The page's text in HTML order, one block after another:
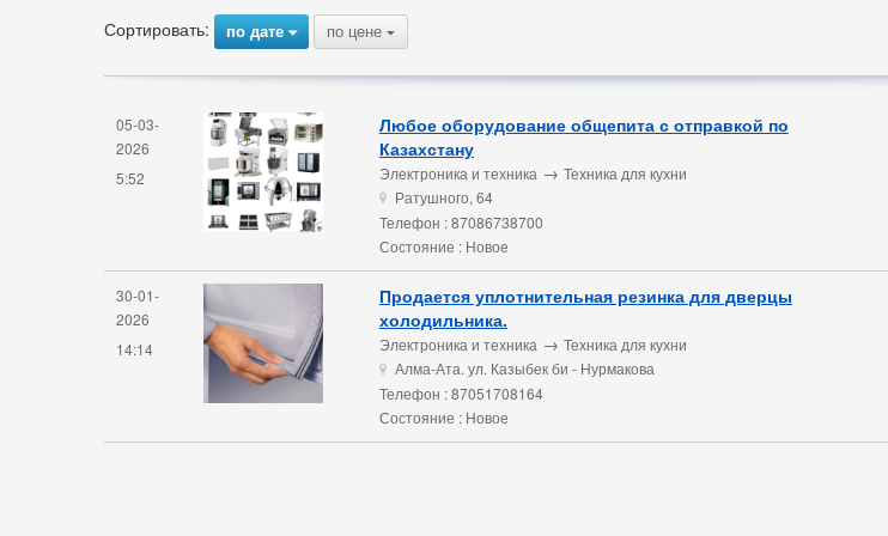
Сортировать: по дате{ по цене {
05-03-
2026
5:52
Любое оборудование общепита с отправкой по
Казахстану
Электроника и техника→ Техника для кухни
u Ратушного, 64
Телефон : 87086738700
Состояние : Новое
30-01-
2026
14:14
Продается уплотнительная резинка для дверцы
холодильника.
Электроника и техника→ Техника для кухни
u Алма-Ата. ул. Казыбек би - Нурмакова
Телефон : 87051708164
Состояние : Новое